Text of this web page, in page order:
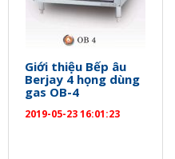
Giới thiệu Bếp âu
Berjay 4 họng dùng
gas OB-4
2019-05-23 16:01:23